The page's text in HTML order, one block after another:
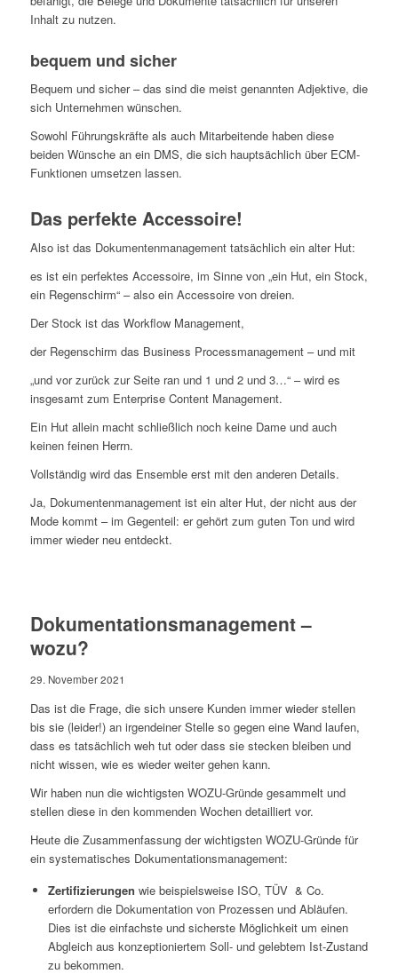
Inhalt zu nutzen.
bequem und sicher
Bequem und sicher – das sind die meist genannten Adjektive, die
sich Unternehmen wünschen.
Sowohl Führungskräfte als auch Mitarbeitende haben diese
beiden Wünsche an ein DMS, die sich hauptsächlich über ECM-
Funktionen umsetzen lassen.
Das perfekte Accessoire!
Also ist das Dokumentenmanagement tatsächlich ein alter Hut:
es ist ein perfektes Accessoire, im Sinne von „ein Hut, ein Stock,
ein Regenschirm“ – also ein Accessoire von dreien.
Der Stock ist das Workflow Management,
der Regenschirm das Business Processmanagement – und mit
„und vor zurück zur Seite ran und 1 und 2 und 3…“ – wird es
insgesamt zum Enterprise Content Management.
Ein Hut allein macht schließlich noch keine Dame und auch
keinen feinen Herrn.
Vollständig wird das Ensemble erst mit den anderen Details.
Ja, Dokumentenmanagement ist ein alter Hut, der nicht aus der
Mode kommt – im Gegenteil: er gehört zum guten Ton und wird
immer wieder neu entdeckt.
Dokumentationsmanagement –
wozu?
29. November 2021
Das ist die Frage, die sich unsere Kunden immer wieder stellen
bis sie (leider!) an irgendeiner Stelle so gegen eine Wand laufen,
dass es tatsächlich weh tut oder dass sie stecken bleiben und
nicht wissen, wie es wieder weiter gehen kann.
Wir haben nun die wichtigsten WOZU-Gründe gesammelt und
stellen diese in den kommenden Wochen detailliert vor.
Heute die Zusammenfassung der wichtigsten WOZU-Gründe für
ein systematisches Dokumentationsmanagement:
Zertifizierungen wie beispielsweise ISO, TÜV & Co.
erfordern die Dokumentation von Prozessen und Abläufen.
Dies ist die einfachste und sicherste Möglichkeit um einen
Abgleich aus konzeptioniertem Soll- und gelebtem Ist-Zustand
zu bekommen.